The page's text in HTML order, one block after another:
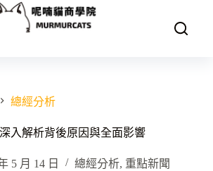
總經分析
入解析背後原因與全面影響
5 月 14 日 總經分析, 重點新聞